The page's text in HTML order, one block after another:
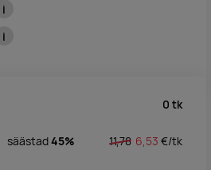
i
i
0 tk
säästad45% 11,78 6,53 €/tk